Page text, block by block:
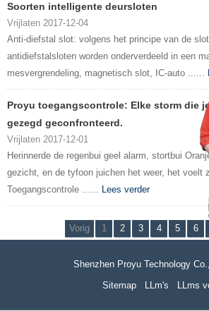
Soorten intelligente deursloten
Vrijlaten 2017-12-04
Anti-diefstal slot: volgens het principe van de
antidiefstalsloten worden onderverdeeld in een
mesvergrendeling, magnetisch slot, IC-auto ......
Proyu toegangscontrole: Elke storm die
gezegd geconfronteerd.
Vrijlaten 2017-12-01
Herinnerde de regenbui geel alarm, stortbui
gezicht, en de tyfoon juichen het weer, het voelt
Toegangscontrole ...... Lees verder
Vorig 1 2 3 4 5 6
Shenzhen Proyu Technology
Sitemap
LLm's LLms